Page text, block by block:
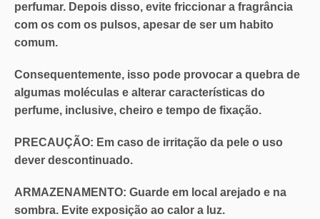
perfumar. Depois disso, evite friccionar a fragrância
com os com os pulsos, apesar de ser um habito
comum.
Consequentemente, isso pode provocar a quebra de
algumas moléculas e alterar características do
perfume, inclusive, cheiro e tempo de fixação.
PRECAUÇÃO: Em caso de irritação da pele o uso
dever descontinuado.
ARMAZENAMENTO: Guarde em local arejado e na
sombra. Evite exposição ao calor a luz.